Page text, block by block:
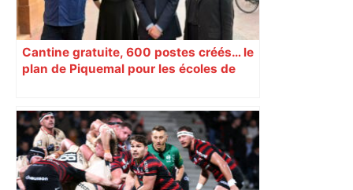
Cantine gratuite, 600 postes créés… le
plan de Piquemal pour les écoles de